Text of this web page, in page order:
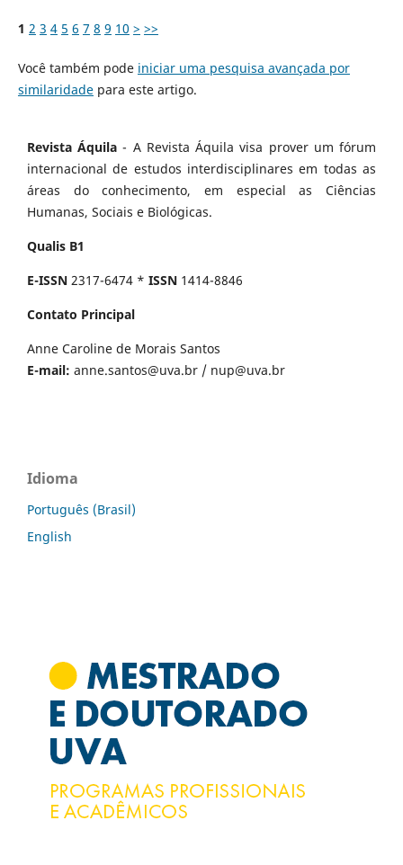
1 2 3 4 5 6 7 8 9 10 > >>
Você também pode iniciar uma pesquisa avançada por
similaridadepara este artigo.
Revista Áquila - A Revista Áquila visa prover um fórum
internacional de estudos interdisciplinares em todas as
áreas do conhecimento, em especial as Ciências
Humanas, Sociais e Biológicas.
Qualis B1
E-ISSN 2317-6474 * ISSN 1414-8846
Contato Principal
Anne Caroline de Morais Santos
E-mail: anne.santos@uva.br / nup@uva.br
Idioma
Português (Brasil)
English